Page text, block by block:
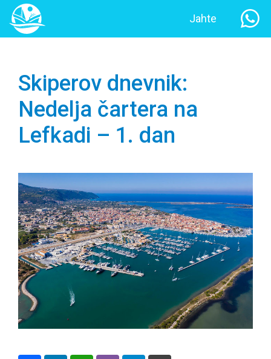
Jahte
Skiperov dnevnik:
Nedelja čartera na
Lefkadi – 1. dan